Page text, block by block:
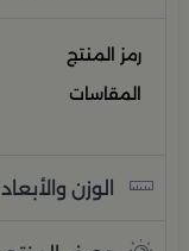
رمز المنتج
المقاسات
الوزن والأبعاد